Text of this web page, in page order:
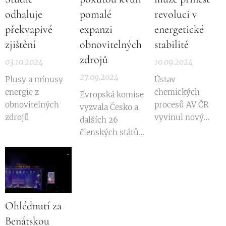
odhaluje
překvapivé
zjištění
03.10.2024
Plusy a mínusy
energie z
obnovitelných
zdrojů
pomalé
expanzi
obnovitelných
zdrojů
27.09.2024
Evropská komise
vyzvala Česko a
dalších 26
členských států
revoluci v
energetické
stabilitě
10.09.2024
Ústav
chemických
procesů AV ČR
vyvinul nový
Ohlédnutí za
Benátskou